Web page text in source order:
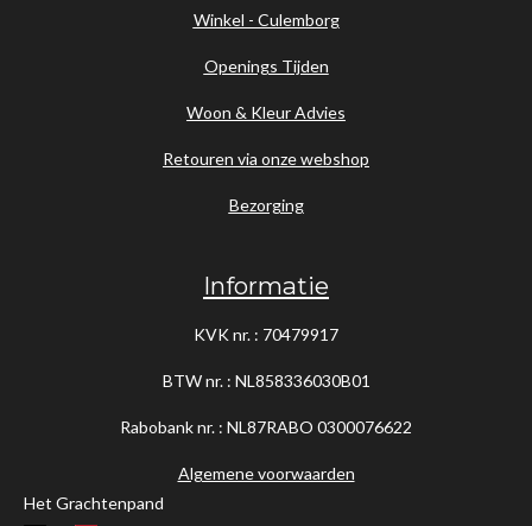
Winkel - Culemborg
Openings Tijden
Woon & Kleur Advies
Retouren via onze webshop
Bezorging
Informatie
KVK nr. : 70479917
BTW nr. : NL858336030B01
Rabobank nr. : NL87RABO 0300076622
Algemene voorwaarden
Het Grachtenpand